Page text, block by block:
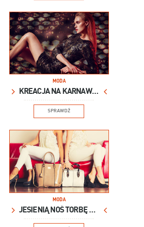
MODA
KREACJA NA KARNAWAŁ
SPRAWDŹ
MODA
JESIENIĄ NOŚ TORBĘ XXL